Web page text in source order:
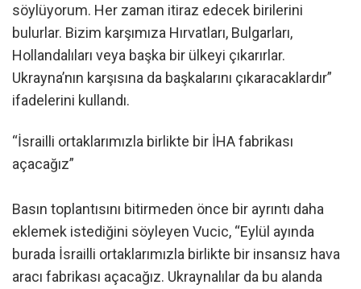
söylüyorum. Her zaman itiraz edecek birilerini
bulurlar. Bizim karşımıza Hırvatları, Bulgarları,
Hollandalıları veya başka bir ülkeyi çıkarırlar.
Ukrayna’nın karşısına da başkalarını çıkaracaklardır”
ifadelerini kullandı.
“İsrailli ortaklarımızla birlikte bir İHA fabrikası
açacağız”
Basın toplantısını bitirmeden önce bir ayrıntı daha
eklemek istediğini söyleyen Vucic, “Eylül ayında
burada İsrailli ortaklarımızla birlikte bir insansız hava
aracı fabrikası açacağız. Ukraynalılar da bu alanda